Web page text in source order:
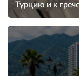
Турцию и к